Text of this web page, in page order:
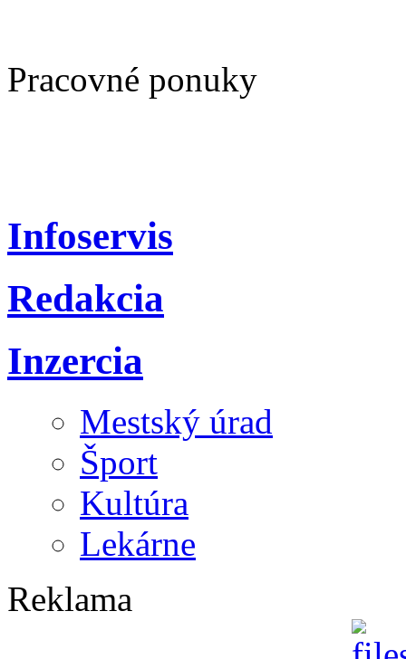
Pracovné ponuky
Infoservis
Redakcia
Inzercia
Mestský úrad
Šport
Kultúra
Lekárne
Reklama